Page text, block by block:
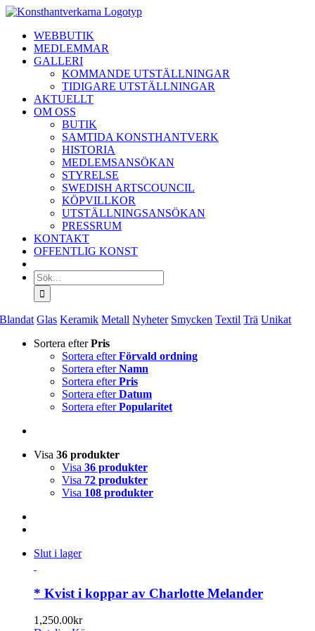
Fortsätt
innehålletWEBBUTIK
MEDLEMMAR
GALLERI
KOMMANDE UTSTÄLLNINGAR
TIDIGARE UTSTÄLLNINGAR
AKTUELLT
OM OSS
BUTIK
SAMTIDA KONSTHANTVERK
HISTORIA
MEDLEMSANSÖKAN
STYRELSE
SWEDISH ARTSCOUNCIL
KÖPVILLKOR
UTSTÄLLNINGSANSÖKAN
PRESSRUM
KONTAKT
OFFENTLIG KONST
Sök
efter:
Blandat Glas Keramik Metall Nyheter Smycken Textil Trä Unikat
Sortera efterPris
Sortera efterFörvald ordning
Sortera efterNamn
Sortera efterPris
Sortera efterDatum
Sortera efterPopularitet
Visa 36 produkter
Visa 36 produkter
Visa 72 produkter
Visa 108 produkter
Slut i lager
* Kvist i koppar av Charlotte Melander
1,250.00kr